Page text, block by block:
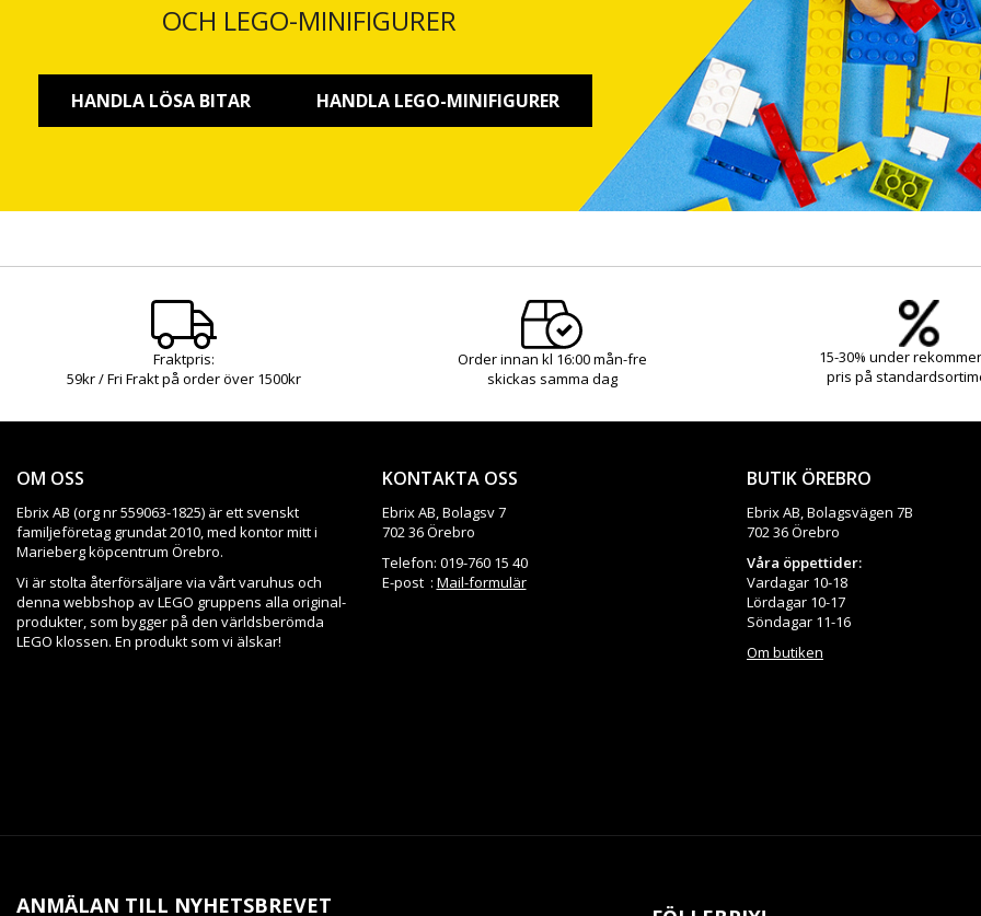
OCH LEGO-MINIFIGURER
HANDLA LÖSA BITAR HANDLA LEGO-MINIFIGURER
Fraktpris:
59kr / Fri Frakt på order över 1500kr
Order innan kl 16:00 mån-fre
skickas samma dag
15-30% under
pris på
OM OSS
Ebrix AB (org nr 559063-1825) är ett svenskt
familjeföretag grundat 2010, med kontor mitt i
Marieberg köpcentrum Örebro.
Vi är stolta återförsäljare via vårt varuhus och
denna webbshop av LEGO gruppens alla original-
produkter, som bygger på den världsberömda
LEGO klossen. En produkt som vi älskar!
KONTAKTA OSS
Ebrix AB, Bolagsv 7
702 36 Örebro
Telefon: 019-760 15 40
E-post : Mail-formulär
BUTIK ÖREBRO
Ebrix AB, Bolagsvägen 7B
702 36 Örebro
Våra öppettider:
Vardagar 10-18
Lördagar 10-17
Söndagar 11-16
Om butiken
ANMÄLAN TILL NYHETSBREVET